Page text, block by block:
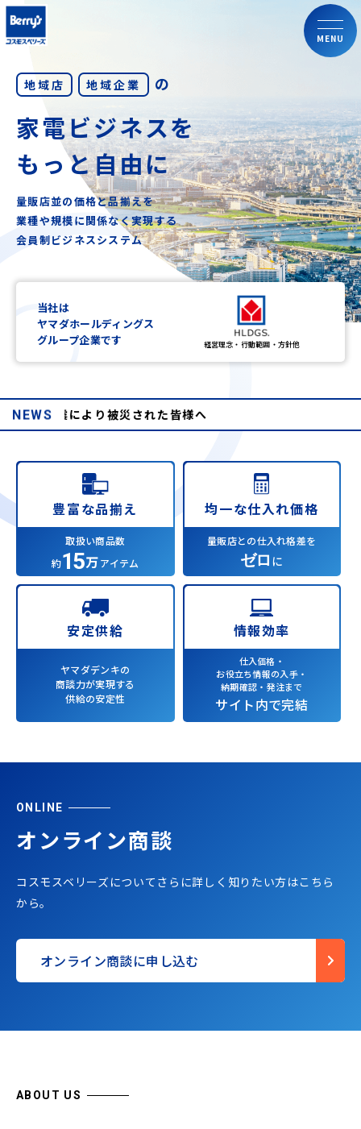
MENU
地域店 地域企業 の
家電ビジネスを
もっと自由に
量販店並の価格と品揃えを
業種や規模に関係なく実現する
会員制ビジネスシステム
当社は
ヤマダホールディングス
グループ企業です
経営理念・行動範囲・方針他
NEWS
本地震により被災された皆様へ
豊富な品揃え
取扱い商品数
約15万アイテム
均一な仕入れ価格
量販店との仕入れ格差を
ゼロ に
安定供給
ヤマダデンキの
商談力が実現する
供給の安定性
情報効率
仕入価格・
お役立ち情報の入手・
納期確認・発注まで
サイト内で完結
ONLINE
オンライン商談
コスモスベリーズについてさらに詳しく知りたい方はこちら
から。
オンライン商談に申し込む
ABOUT US